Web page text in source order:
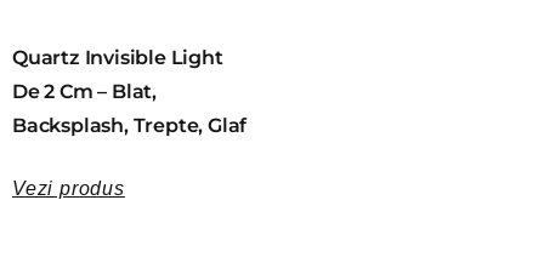
Quartz Invisible Light
De 2 Cm – Blat,
Backsplash, Trepte, Glaf
Vezi produs